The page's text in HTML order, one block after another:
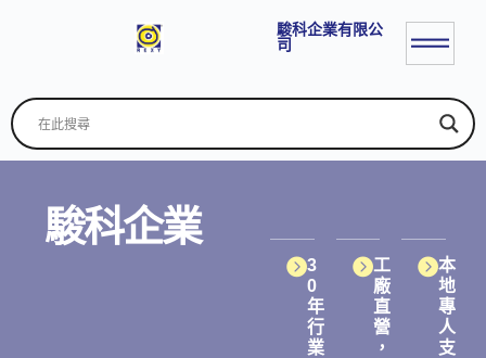
駿科企業有限公
司
駿科企業
3
0
年
行
業
工
廠
直
營
，
本
地
專
人
支